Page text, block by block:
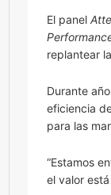
El panel
replantear
Durante
eficiencia
para las
“Estamos
el valor